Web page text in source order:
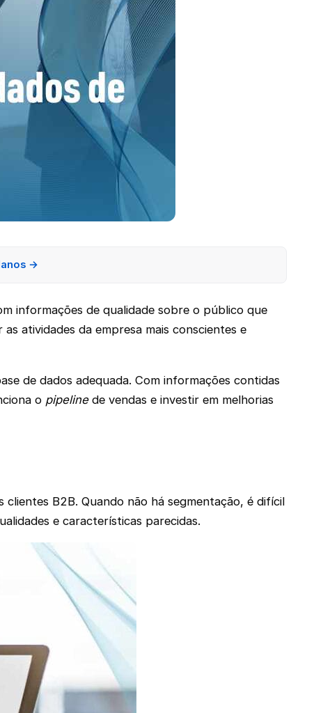
→
informações de qualidade sobre o público que
atividades da empresa mais conscientes e
de dados adequada. Com informações contidas
o pipelinede vendas e investir em melhorias
B2B. Quando não há segmentação, é difícil
e características parecidas.